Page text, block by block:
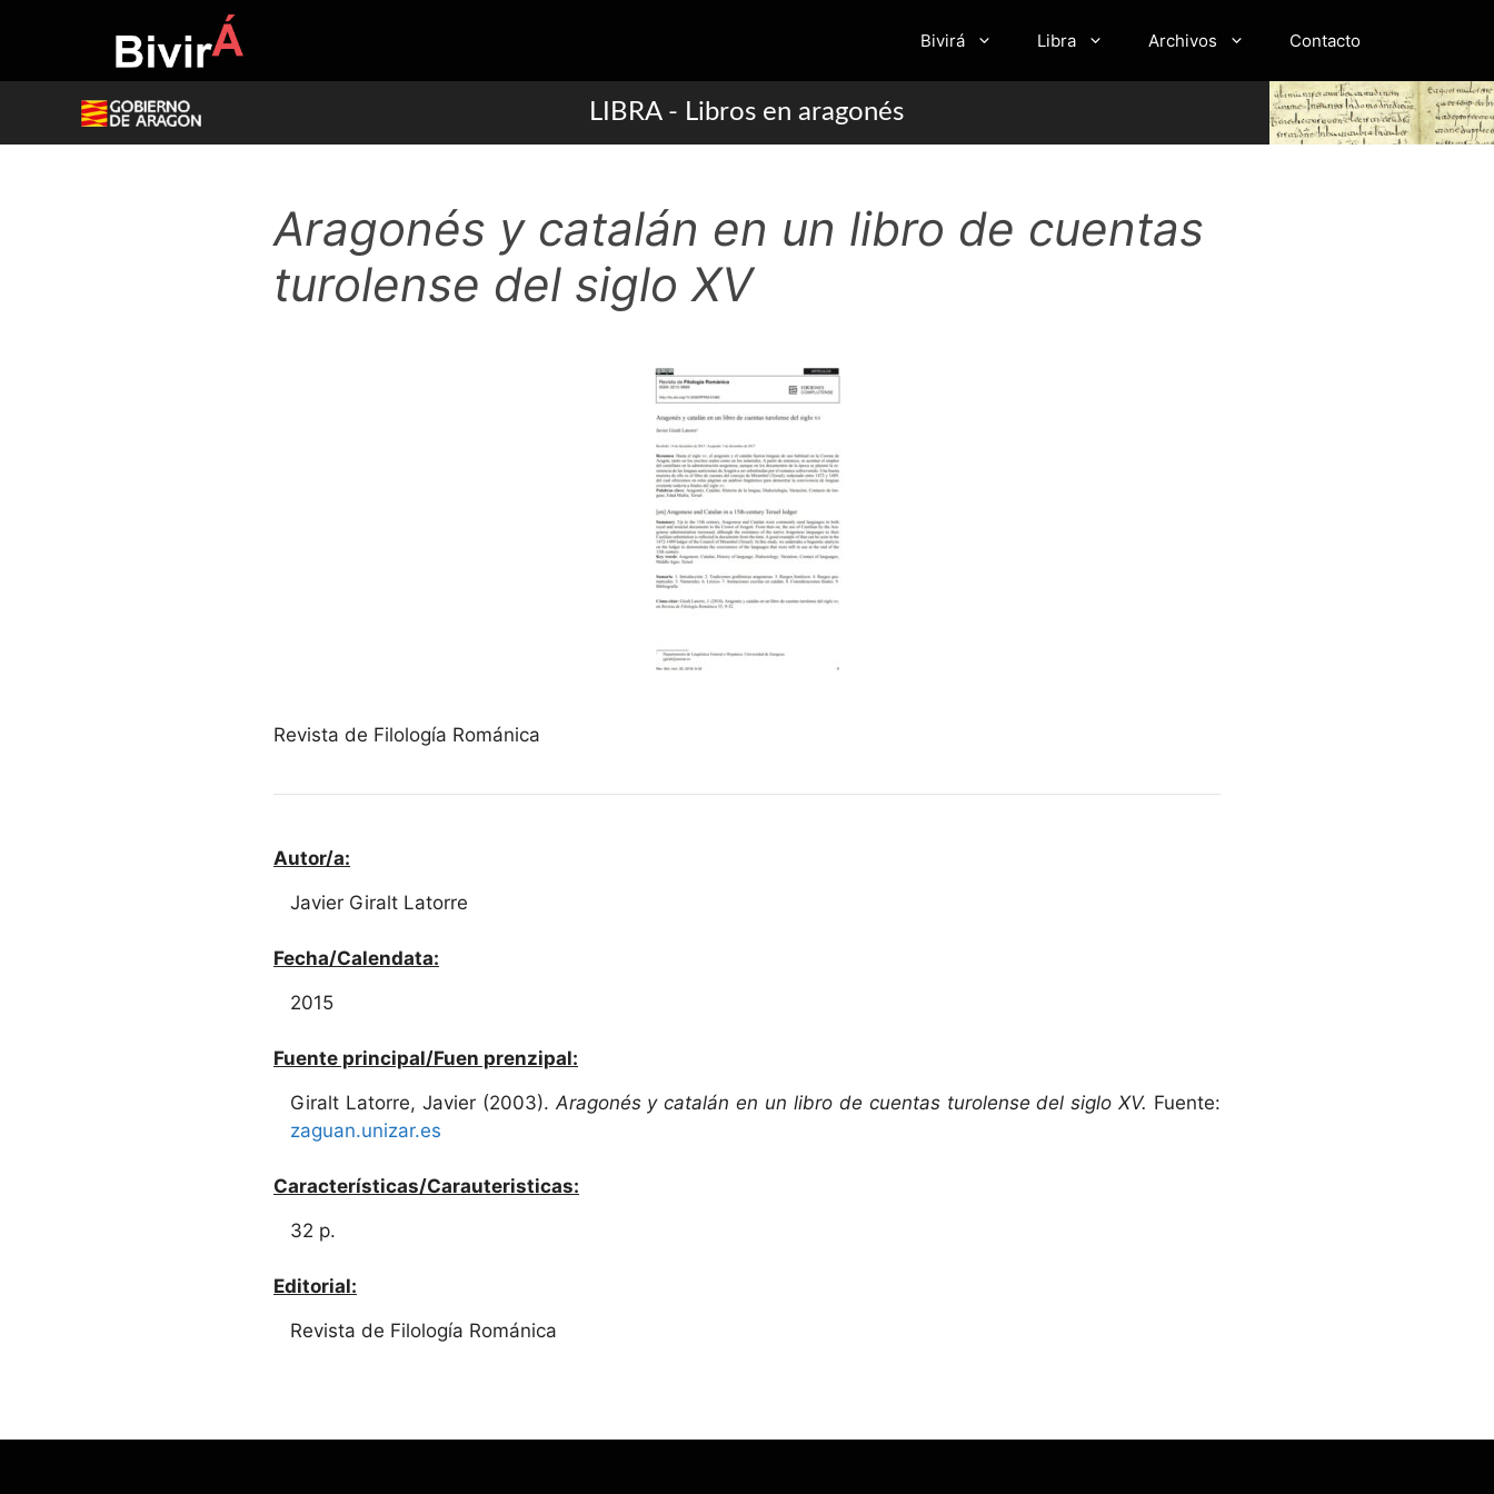
Bivirá Libra Archivos Contacto
LIBRA - Libros en aragonés
Aragonés y catalán en un libro de cuentas
turolense del siglo XV
Revista de Filología Románica
Autor/a:
Javier Giralt Latorre
Fecha/Calendata:
2015
Fuente principal/Fuen prenzipal:
Giralt Latorre, Javier (2003). Aragonés y catalán en un libro de cuentas turolense del siglo XV. Fuente:
zaguan.unizar.es
Características/Carauteristicas:
32 p.
Editorial:
Revista de Filología Románica